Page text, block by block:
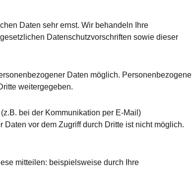
Daten sehr ernst. Wir behandeln Ihre
Datenschutzvorschriften sowie dieser
Daten möglich. Personenbezogene
weitergegeben.
bei der Kommunikation per E-Mail)
vor dem Zugriff durch Dritte ist nicht möglich.
mitteilen: beispielsweise durch Ihre